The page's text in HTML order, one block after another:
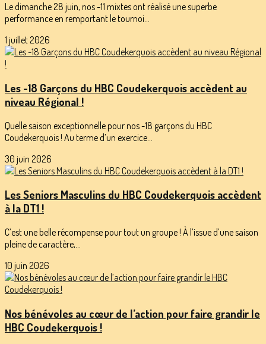
Le dimanche 28 juin, nos -11 mixtes ont réalisé une superbe
performance en remportant le tournoi...
1 juillet 2026
Les -18 Garçons du HBC Coudekerquois accèdent au
niveau Régional !
Quelle saison exceptionnelle pour nos -18 garçons du HBC
Coudekerquois ! Au terme d’un exercice...
30 juin 2026
Les Seniors Masculins du HBC Coudekerquois accèdent
à la DT1 !
C’est une belle récompense pour tout un groupe ! À l’issue d’une saison
pleine de caractère,...
10 juin 2026
Nos bénévoles au cœur de l’action pour faire grandir le
HBC Coudekerquois !